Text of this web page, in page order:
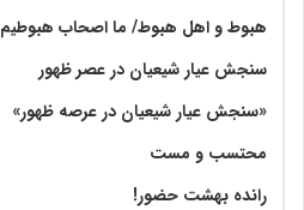
هبوط و اهل هبوط/ ما اصحاب هبوطیم
سنجش عیار شیعیان در عصر ظهور
«سنجش عیار شیعیان در عرصه ظهور»
محتسب و مست
رانده بهشت‌ حضور!